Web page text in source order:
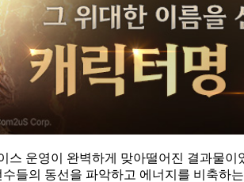
운영이 완벽하게 맞아떨어진 결과물
들의 동선을 파악하고 에너지를 비축하